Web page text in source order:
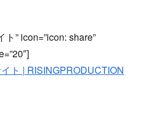
” icon=”icon: share”
ト | RISINGPRODUCTION